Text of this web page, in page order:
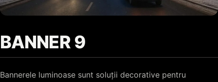
BANNER 9
Bannerele luminoase sunt soluții decorative pentru